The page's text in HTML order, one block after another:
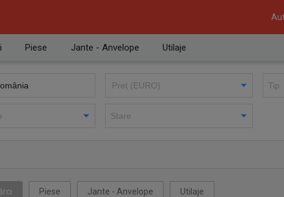
Piese Jante - Anvelope Utilaje
Piese Jante - Anvelope Utilaje